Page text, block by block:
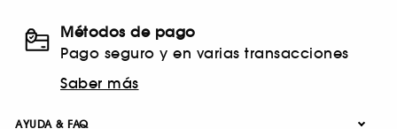
Métodos de pago
Pago seguro y en varias transacciones
Saber más
AYUDA & FAQ